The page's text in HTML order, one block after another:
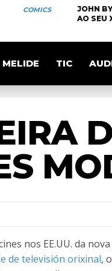
COMICS
JOHN
AO SEU
MELIDE TIC
nos EE.UU. da
de televisión orixinal,